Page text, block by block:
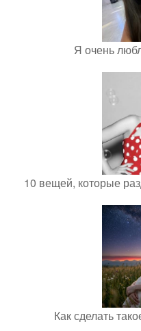
Я очень
10 вещей, которые
Как сделать